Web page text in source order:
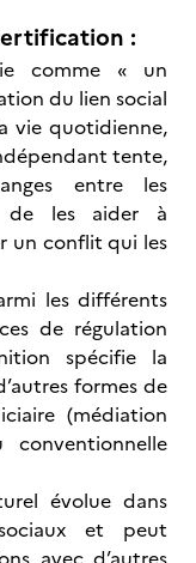
:
comme « un
du lien social
vie quotidienne,
tente,
entre les
de les aider à
un conflit qui les
les différents
de régulation
spécifie la
formes de
(médiation
évolue dans
et peut